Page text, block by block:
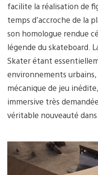
facilite la réalisation de
temps d’accroche de la
son homologue rendue
légende du skateboard.
Skater étant
environnements
mécanique de jeu
immersive très
véritable nouveauté dans